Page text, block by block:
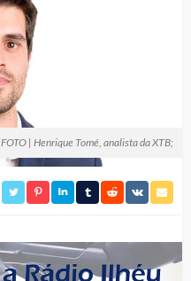
FOTO | Henrique Tomé, analista da XTB;